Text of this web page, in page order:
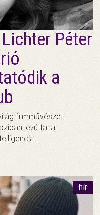
Péter
a
filmművészeti
ezúttal a
hír